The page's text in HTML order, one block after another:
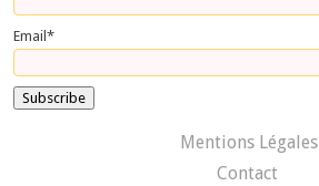
Email*
Mentions Légales
Contact